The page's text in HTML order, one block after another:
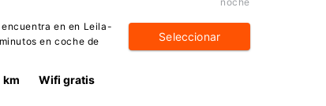
en en Leila-
en coche de
km Wifi gratis
Seleccionar